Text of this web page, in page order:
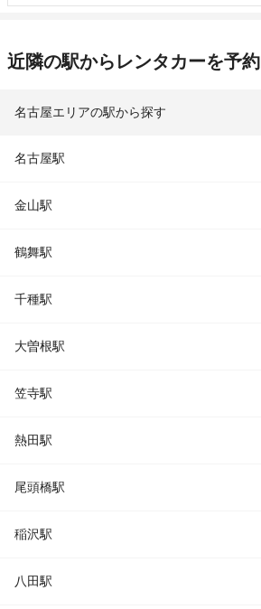
近隣の駅からレンタカーを予約
名古屋エリアの駅から探す
名古屋駅
金山駅
鶴舞駅
千種駅
大曽根駅
笠寺駅
熱田駅
尾頭橋駅
稲沢駅
八田駅